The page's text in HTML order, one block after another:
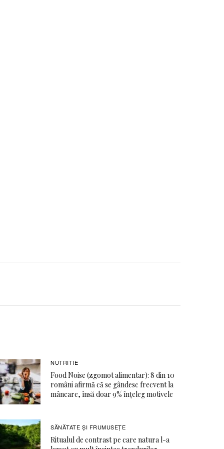
NUTRITIE
Food Noise (zgomot alimentar): 8 din 10
români afirmă că se gândesc frecvent la
mâncare, însă doar 9% înțeleg motivele
SĂNĂTATE ŞI FRUMUSEȚE
Ritualul de contrast pe care natura l-a